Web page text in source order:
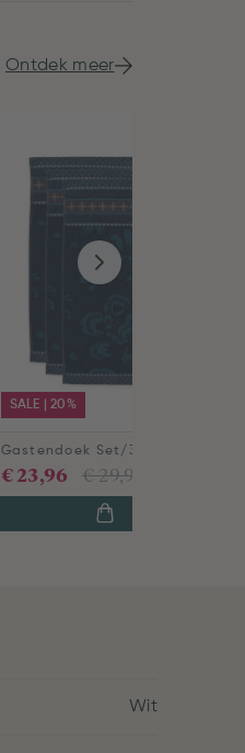
Ontdek meer
SALE | 20%
€ 29,95
€ 23,96
Wit